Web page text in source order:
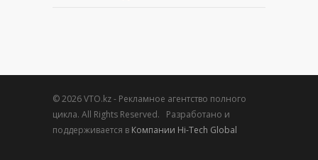
© 2026 VTO.kz - Рекламное агентство полного
цикла. All Rights Reserved. Разработано и
поддерживается в Компании Hi-Tech Global